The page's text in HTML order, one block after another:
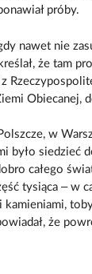
próby.
nawet nie
że tam
Obiecanej,
w
było siedzieć
całego
tysiąca – w
że